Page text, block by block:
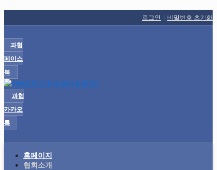
로그인 | 비밀번호 초기화
과협
페이스
북
과협
카카오
톡
홈페이지
협회소개